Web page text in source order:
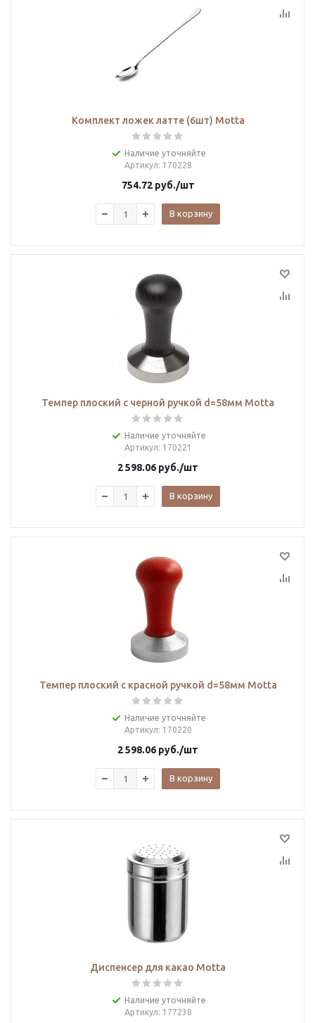
Комплект ложек латте (6шт) Motta
Наличие уточняйте
Артикул: 170228
754.72руб./шт
В корзину
Темпер плоский с черной ручкой d=58мм Motta
Наличие уточняйте
Артикул: 170221
2 598.06 руб./шт
В корзину
Темпер плоский с красной ручкой d=58мм Motta
Наличие уточняйте
Артикул: 170220
2 598.06 руб./шт
В корзину
Диспенсер для какао Motta
Наличие уточняйте
Артикул: 177238